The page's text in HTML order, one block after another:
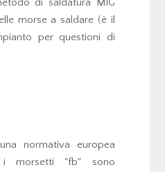
di saldatura MIG
morse a saldare (è il
per questioni di
normativa europea
i morsetti "fb" sono